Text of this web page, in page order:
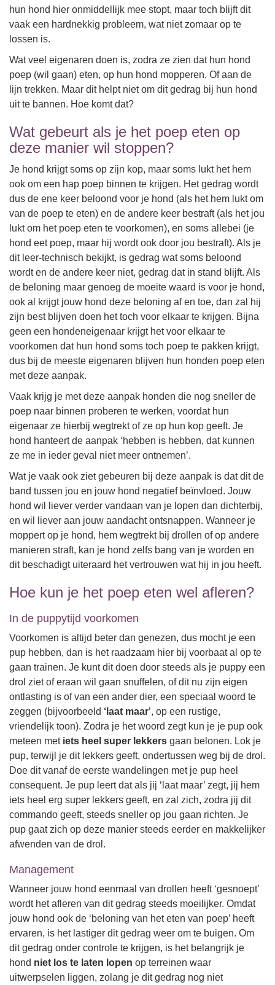
hun hond hier onmiddellijk mee stopt, maar toch blijft dit
vaak een hardnekkig probleem, wat niet zomaar op te
lossen is.
Wat veel eigenaren doen is, zodra ze zien dat hun hond
poep (wil gaan) eten, op hun hond mopperen. Of aan de
lijn trekken. Maar dit helpt niet om dit gedrag bij hun hond
uit te bannen. Hoe komt dat?
Wat gebeurt als je het poep eten op
deze manier wil stoppen?
Je hond krijgt soms op zijn kop, maar soms lukt het hem
ook om een hap poep binnen te krijgen. Het gedrag wordt
dus de ene keer beloond voor je hond (als het hem lukt om
van de poep te eten) en de andere keer bestraft (als het jou
lukt om het poep eten te voorkomen), en soms allebei (je
hond eet poep, maar hij wordt ook door jou bestraft). Als je
dit leer-technisch bekijkt, is gedrag wat soms beloond
wordt en de andere keer niet, gedrag dat in stand blijft. Als
de beloning maar genoeg de moeite waard is voor je hond,
ook al krijgt jouw hond deze beloning af en toe, dan zal hij
zijn best blijven doen het toch voor elkaar te krijgen. Bijna
geen een hondeneigenaar krijgt het voor elkaar te
voorkomen dat hun hond soms toch poep te pakken krijgt,
dus bij de meeste eigenaren blijven hun honden poep eten
met deze aanpak.
Vaak krijg je met deze aanpak honden die nog sneller de
poep naar binnen proberen te werken, voordat hun
eigenaar ze hierbij wegtrekt of ze op hun kop geeft. Je
hond hanteert de aanpak ‘hebben is hebben, dat kunnen
ze me in ieder geval niet meer ontnemen’.
Wat je vaak ook ziet gebeuren bij deze aanpak is dat dit de
band tussen jou en jouw hond negatief beïnvloed. Jouw
hond wil liever verder vandaan van je lopen dan dichterbij,
en wil liever aan jouw aandacht ontsnappen. Wanneer je
moppert op je hond, hem wegtrekt bij drollen of op andere
manieren straft, kan je hond zelfs bang van je worden en
dit beschadigt uiteraard het vertrouwen wat hij in jou heeft.
Hoe kun je het poep eten wel afleren?
In de puppytijd voorkomen
Voorkomen is altijd beter dan genezen, dus mocht je een
pup hebben, dan is het raadzaam hier bij voorbaat al op te
gaan trainen. Je kunt dit doen door steeds als je puppy een
drol ziet of eraan wil gaan snuffelen, of dit nu zijn eigen
ontlasting is of van een ander dier, een speciaal woord te
zeggen (bijvoorbeeld ‘laat maar’, op een rustige,
vriendelijk toon). Zodra je het woord zegt kun je je pup ook
meteen metiets heel super lekkers gaan belonen. Lok je
pup, terwijl je dit lekkers geeft, ondertussen weg bij de drol.
Doe dit vanaf de eerste wandelingen met je pup heel
consequent. Je pup leert dat als jij ‘laat maar’ zegt, jij hem
iets heel erg super lekkers geeft, en zal zich, zodra jij dit
commando geeft, steeds sneller op jou gaan richten. Je
pup gaat zich op deze manier steeds eerder en makkelijker
afwenden van de drol.
Management
Wanneer jouw hond eenmaal van drollen heeft ‘gesnoept’
wordt het afleren van dit gedrag steeds moeilijker. Omdat
jouw hond ook de ‘beloning van het eten van poep’ heeft
ervaren, is het lastiger dit gedrag weer om te buigen. Om
dit gedrag onder controle te krijgen, is het belangrijk je
hond niet los te laten lopen op terreinen waar
uitwerpselen liggen, zolang je dit gedrag nog niet